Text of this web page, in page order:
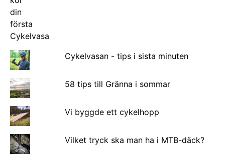
Cykelvasan - tips i sista minuten
58 tips till Gränna i sommar
Vi byggde ett cykelhopp
Vilket tryck ska man ha i MTB-däck?